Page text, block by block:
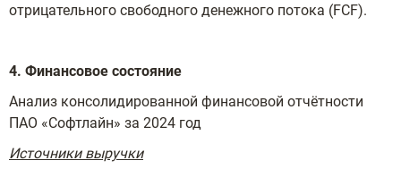
отрицательного свободного денежного потока (FCF).
4. Финансовое состояние
Анализ консолидированной финансовой отчётности
ПАО «Софтлайн» за 2024 год
Источники выручки